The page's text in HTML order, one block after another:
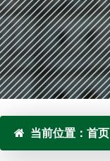
当前位置： 首页